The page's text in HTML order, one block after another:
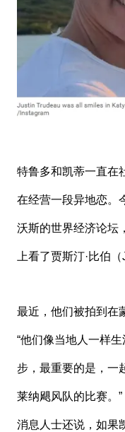
特鲁多和凯蒂一直在
在经营一段异地恋。
沃斯的世界经济论坛
上看了贾斯汀·比伯
最近，他们被拍到在
“他们像当地人一样
步，最重要的是，一
莱纳飓风队的比赛。”
消息人士还说，如果